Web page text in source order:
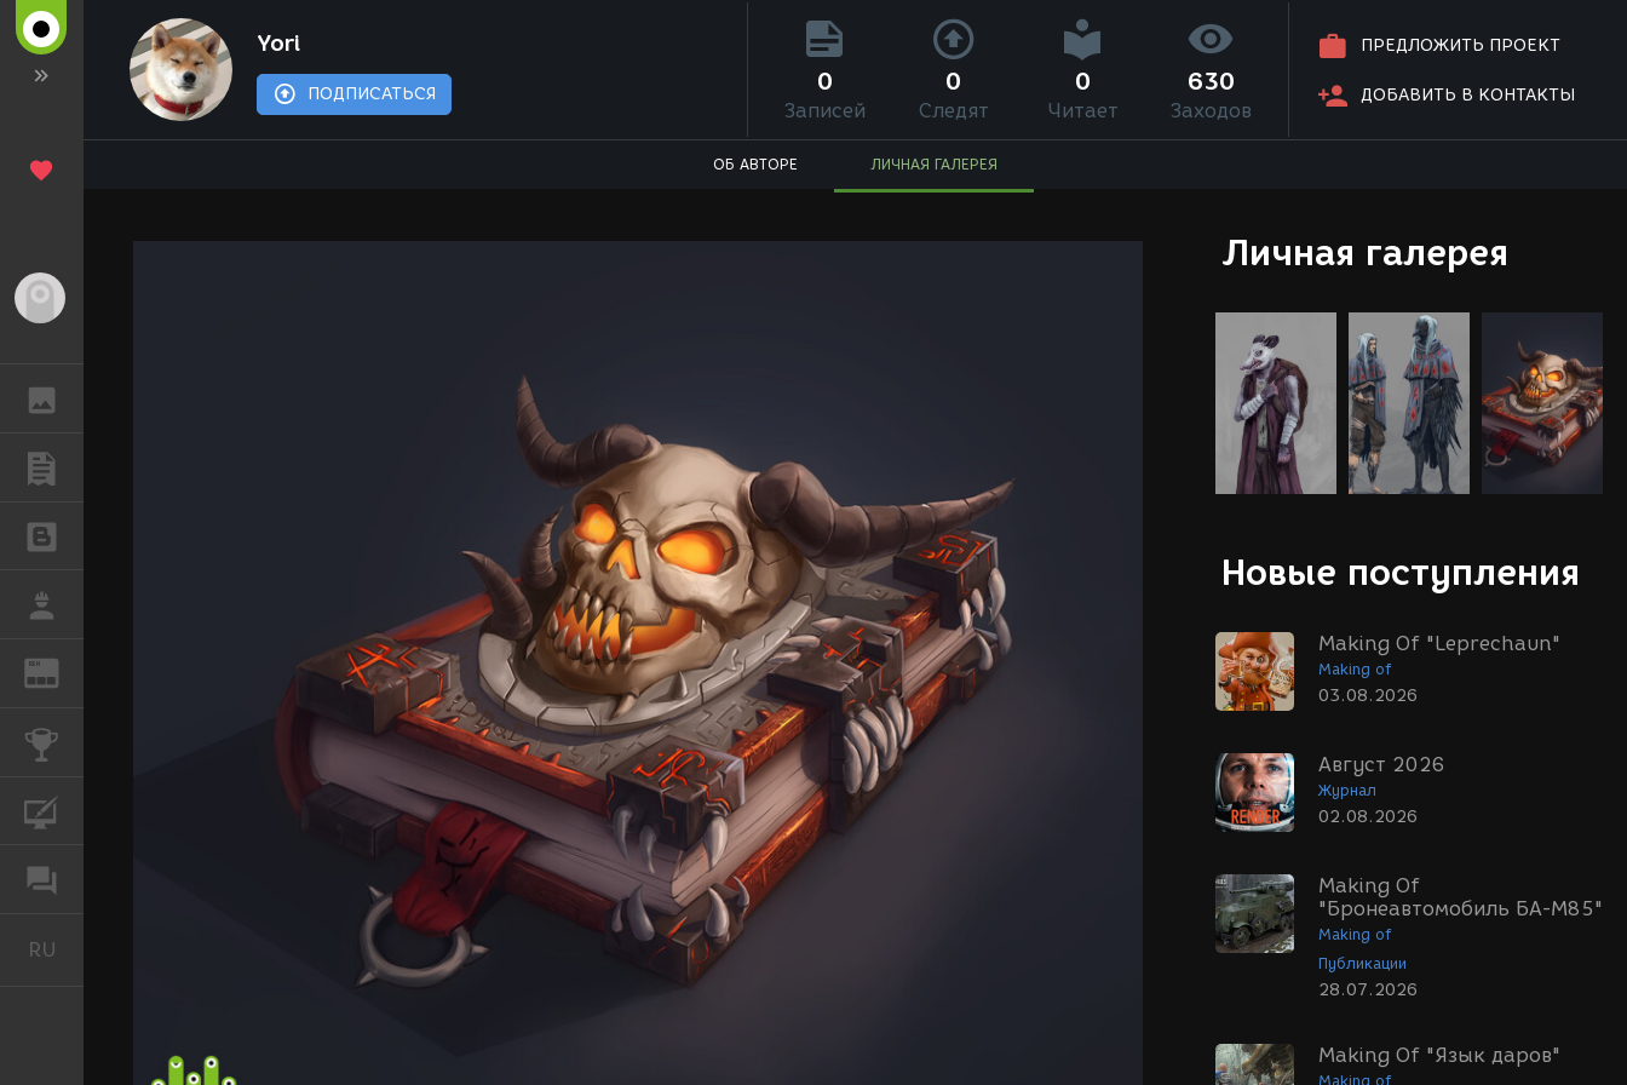
REN
RU
Yori
ПОДПИСАТЬСЯ
ПРЕДЛОЖИТЬ ПРОЕКТ
ДОБАВИТЬ В КОНТАКТЫ
0
Записей
0
Следят
0
Читает
630
Заходов
ОБ АВТОРЕ ЛИЧНАЯ ГАЛЕРЕЯ
Личная галерея
Новые поступления
Making Of "Leprechaun"
Making of
03.08.2026
Август 2026
Журнал
02.08.2026
Making Of
"Бронеавтомобиль БА-М85"
Making of
Публикации
28.07.2026
Making Of "Язык даров"
Making of